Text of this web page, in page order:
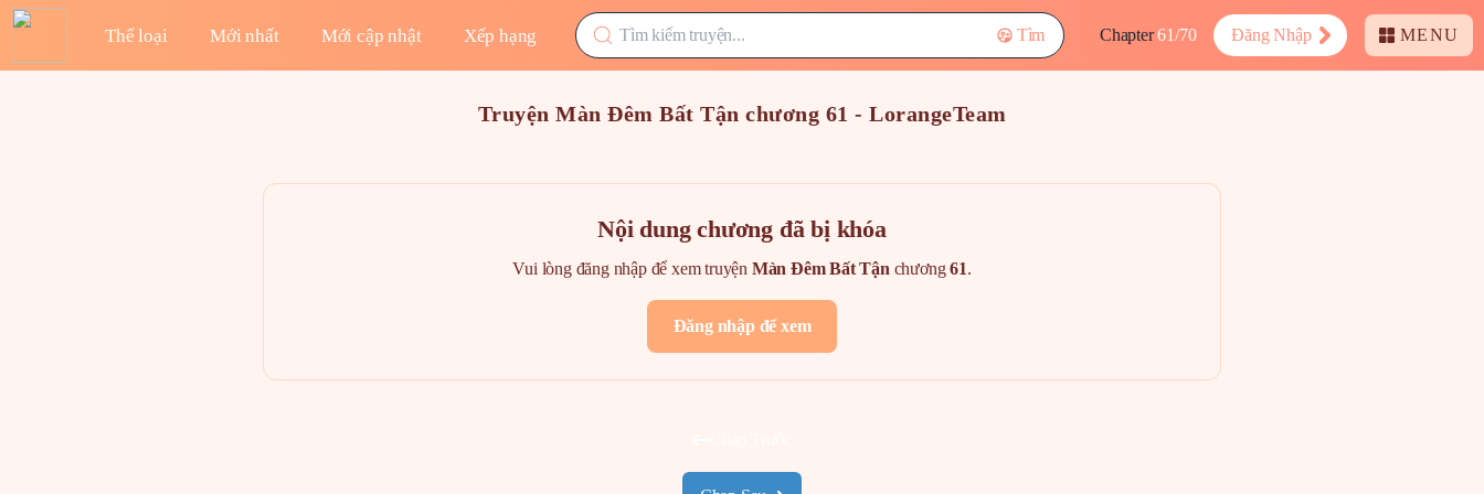
Thể loại Mới nhất Mới cập nhật Xếp hạng Tìm Chapter 61/70 Đăng Nhập MENU
Truyện Màn Đêm Bất Tận chương 61 - LorangeTeam
Nội dung chương đã bị khóa
Vui lòng đăng nhập để xem truyện Màn Đêm Bất Tận chương61.
Đăng nhập để xem